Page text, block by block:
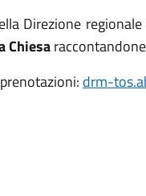
Direzione
Chiesa
drm-